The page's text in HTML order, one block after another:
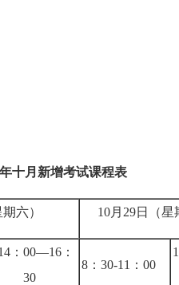
十月新增考试课程表
期六） 10月29日（
：00—16：
30
8：30-11：00